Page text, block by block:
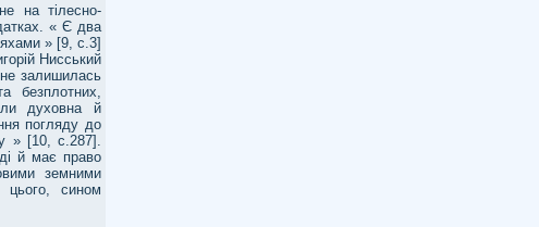
на тілесно-
« Є два
» [9, с.3]
Нисський
залишилась
безплотних,
духовна й
погляду до
» [10, с.287].
й має право
земними
цього, сином